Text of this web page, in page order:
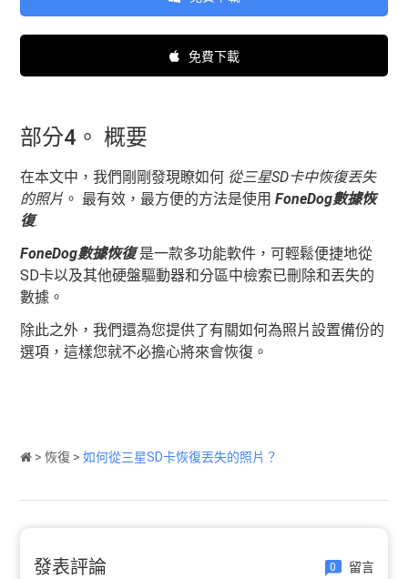
免費下載
部分4。 概要
在本文中，我們剛剛發現瞭如何 從三星SD卡中恢復丟失
的照片 。 最有效，最方便的方法是使用FoneDog數據恢
復.
FoneDog數據恢復是一款多功能軟件，可輕鬆便捷地從
SD卡以及其他硬盤驅動器和分區中檢索已刪除和丟失的
數據。
除此之外，我們還為您提供了有關如何為照片設置備份的
選項，這樣您就不必擔心將來會恢復。
>恢復 >如何從三星SD卡恢復丟失的照片？
發表評論 0 留言